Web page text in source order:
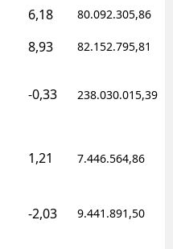
6,18 80.092.305,86
8,93 82.152.795,81
-0,33 238.030.015,39
1,21 7.446.564,86
-2,03 9.441.891,50